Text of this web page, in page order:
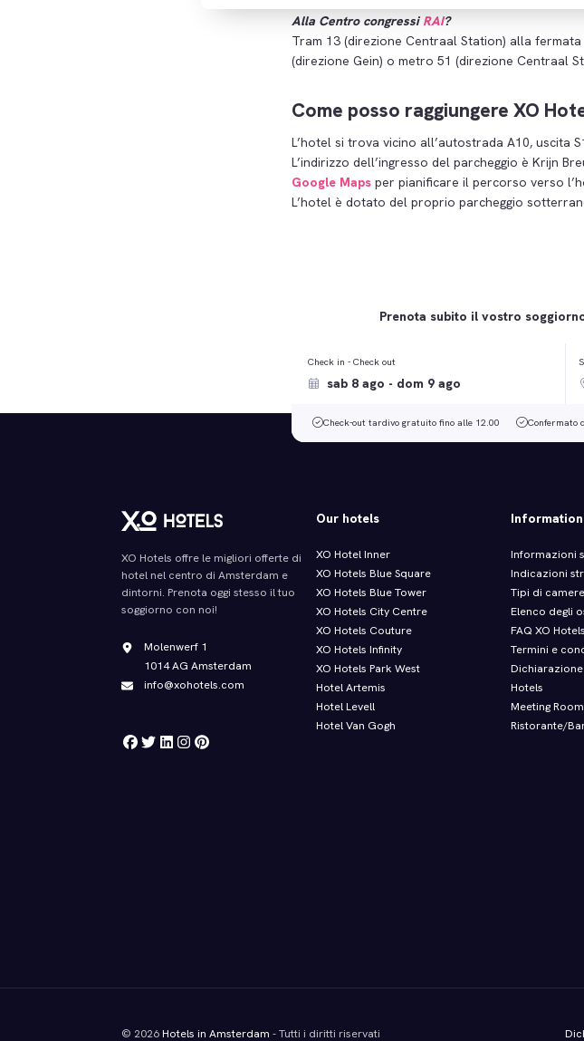
Alla Centro congressiRAI?
Tram 13 (direzione Centraal Station) alla
(direzione Gein) o metro 51 (direzione Centraal
Come posso raggiungere XO
L’hotel si trova vicino all’autostrada A10, uscita
L’indirizzo dell’ingresso del parcheggio è Krijn
Google Maps per pianificare il percorso verso
L’hotel è dotato del proprio parcheggio
Prenota subito il vostro
Check in - Check out
Check-out tardivo gratuito fino alle 12.00 Confermato
XO Hotels offre le migliori offerte di
hotel nel centro di Amsterdam e
dintorni. Prenota oggi stesso il tuo
soggiorno con noi!
Molenwerf 1
1014 AG Amsterdam
info@xohotels.com
Our hotels
XO Hotel Inner
XO Hotels Blue Square
XO Hotels Blue Tower
XO Hotels City Centre
XO Hotels Couture
XO Hotels Infinity
XO Hotels Park West
Hotel Artemis
Hotel Levell
Hotel Van Gogh
Information
Informazioni
Indicazioni
Tipi di camere
Elenco degli
FAQ XO Hotels
Termini e
Hotels
Meeting
Ristorante/
© 2026Hotels in Amsterdam - Tutti i diritti riservati